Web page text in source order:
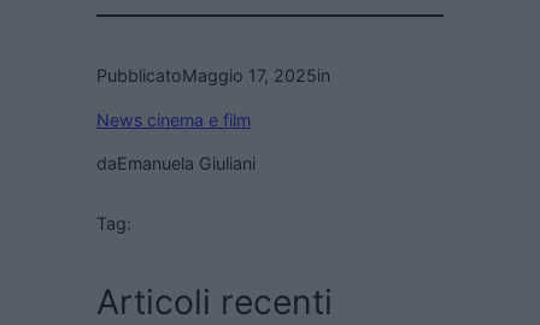
PubblicatoMaggio 17, 2025in
News cinema e film
daEmanuela Giuliani
Tag:
Articoli recenti